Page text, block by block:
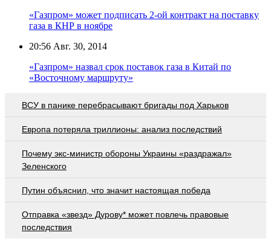
«Газпром» может подписать 2-ой контракт на поставку
газа в КНР в ноябре
20:56 Авг. 30, 2014
«Газпром» назвал срок поставок газа в Китай по
«Восточному маршруту»
ВСУ в панике перебрасывают бригады под Харьков
Европа потеряла триллионы: анализ последствий
Почему экс-министр обороны Украины «раздражал»
Зеленского
Путин объяснил, что значит настоящая победа
Отправка «звезд» Дурову* может повлечь правовые
последствия